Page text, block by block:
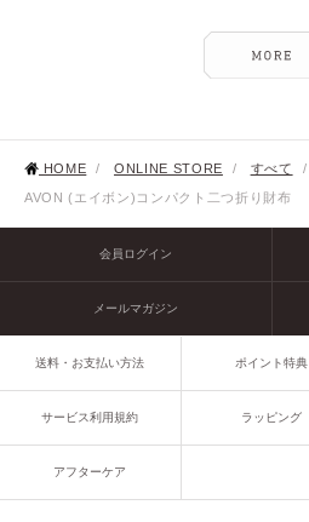
HOME / ONLINE STORE / すべて
/
AVON (エイボン)コンパクト二つ折り財布
会員ログイン
メールマガジン
送料・お支払い方法 ポイント特典
サービス利用規約 ラッピング
アフターケア